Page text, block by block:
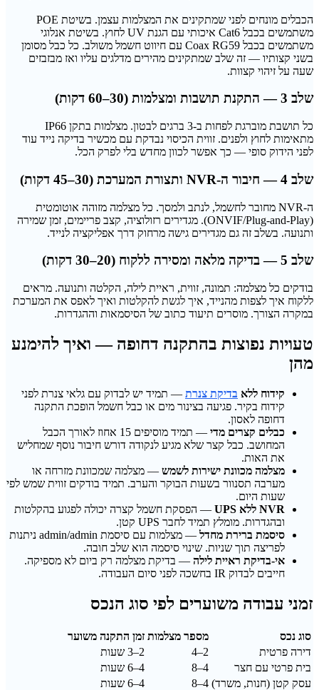
הכבלים מונחים לפני שמתקינים את המצלמות עצמן. בשיטת POE
משתמשים בכבל Cat6 איכותי עם הגנת UV לחוץ. בשיטת אנלוגי
משתמשים בכבל Coax RG59 עם חיווט חשמל משולב. כל כבל מסומן
בשני קצותיו — זה שלב שמתקינים מהירים מדלגים עליו ואז מבזבזים
שעה על זיהוי קצוות.
שלב 3 — התקנת תושבות ומצלמות (30–60 דקות)
כל תושבת מוברגת לפחות ב-3 ברגים לבטון. מצלמות בתקן IP66
מתאימות לחוץ ולפנים. זווית הכיסוי נבדקת עם מכשיר בדיקה נייד עוד
לפני הידוק סופי — כך אפשר לכוון מחדש בלי לפרק הכל.
שלב 4 — חיבור ה-NVR ותצורת המערכת (30–45 דקות)
ה-NVR מחובר לחשמל, לנתב ולמסך. כל מצלמה מזוהה אוטומטית
(ONVIF/Plug-and-Play). מגדירים רזולוציה, קצב פריימים, זמן שמירה
ותנועה. בשלב זה גם מגדירים גישה מרחוק דרך אפליקציה לנייד.
שלב 5 — בדיקה מלאה ומסירה ללקוח (20–30 דקות)
בודקים כל מצלמה: תמונה, זווית, ראיית לילה, הקלטה ותנועה. מראים
ללקוח איך לצפות מהנייד, איך לגשת להקלטות ואיך לאפס את המערכת
במקרה הצורך. מוסרים תיעוד כתוב של הסיסמאות וההגדרות.
טעויות נפוצות בהתקנה דחופה — ואיך להימנע
מהן
קידוח ללא בדיקת צנרת — תמיד יש לבדוק עם גלאי צנרת לפני
קידוח בקיר. פגיעה בצינור מים או כבל חשמל הופכת התקנה
דחופה לאסון.
כבלים קצרים מדי
— תמיד מוסיפים 15 אחוז לאורך הכבל
המחושב. כבל קצר שלא מגיע לנקודה דורש חיבור נוסף שמחליש
את האות.
מצלמה מכוונת ישירות לשמש — מצלמה שמכוונת מזרחה או
מערבה תסנוור בשעות הבוקר והערב. תמיד בודקים זווית שמש לפי
שעות היום.
NVR ללא UPS
— הפסקת חשמל קצרה יכולה לפגוע בהקלטות
ובהגדרות. מומלץ תמיד לחבר UPS קטן.
סיסמת ברירת מחדל
— מצלמות עם סיסמת admin/admin ניתנות
לפריצה תוך שניות. שינוי סיסמה הוא שלב חובה.
אי-בדיקת ראיית לילה — בדיקת מצלמה רק ביום לא מספיקה.
חייבים לבדוק IR בחשכה לפני סיום העבודה.
זמני עבודה משוערים לפי סוג הנכס
סוג נכס מספר מצלמות זמן התקנה משוער
דירה פרטית
2–4
2–3 שעות
בית פרטי עם חצר
4–8
4–6 שעות
עסק קטן (חנות, משרד) 4–8
4–6 שעות